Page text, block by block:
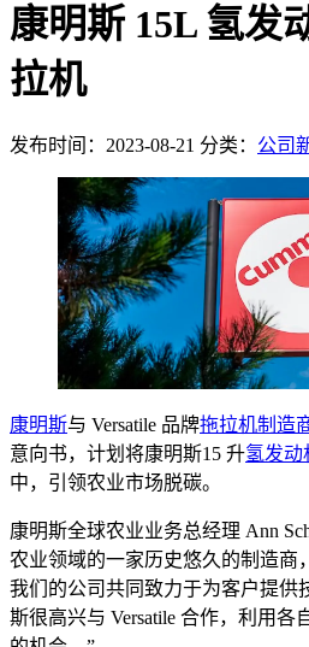
康明斯 15L 氢发
拉机
发布时间：2023-08-21 分类： 公司
康明斯与 Versatile 品牌拖拉机制造
意向书，计划将康明斯15 升氢发动
中，引领农业市场脱碳。
康明斯全球农业业务总经理 Ann
农业领域的一家历史悠久的制造商
我们的公司共同致力于为客户提供
斯很高兴与 Versatile 合作，利用